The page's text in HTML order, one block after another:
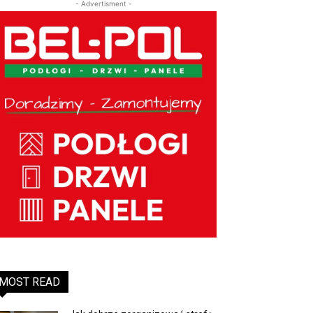
- Advertisment -
READ